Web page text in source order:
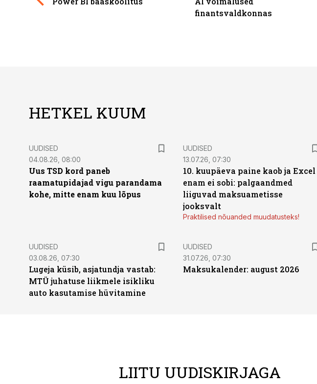
finantsvaldkonnas
HETKEL KUUM
UUDISED
04.08.26, 08:00
Uus TSD kord paneb
raamatupidajad vigu parandama
kohe, mitte enam kuu lõpus
UUDISED
13.07.26, 07:30
10. kuupäeva paine kaob ja Excel
enam ei sobi: palgaandmed
liiguvad maksuametisse
jooksvalt
Praktilised nõuanded muudatusteks!
UUDISED
03.08.26, 07:30
Lugeja küsib, asjatundja vastab:
MTÜ juhatuse liikmele isikliku
auto kasutamise hüvitamine
UUDISED
31.07.26, 07:30
Maksukalender: august 2026
LIITU UUDISKIRJAGA